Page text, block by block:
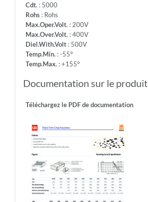
Cdt.: 5000
Rohs: Rohs
Max.Oper.Volt.: 200V
Max.Over.Volt.: 400V
Diel.With.Volt: 500V
Temp.Min.: -55°
Temp.Max.: +155°
Documentation sur le produit
Téléchargez le PDF de documentation